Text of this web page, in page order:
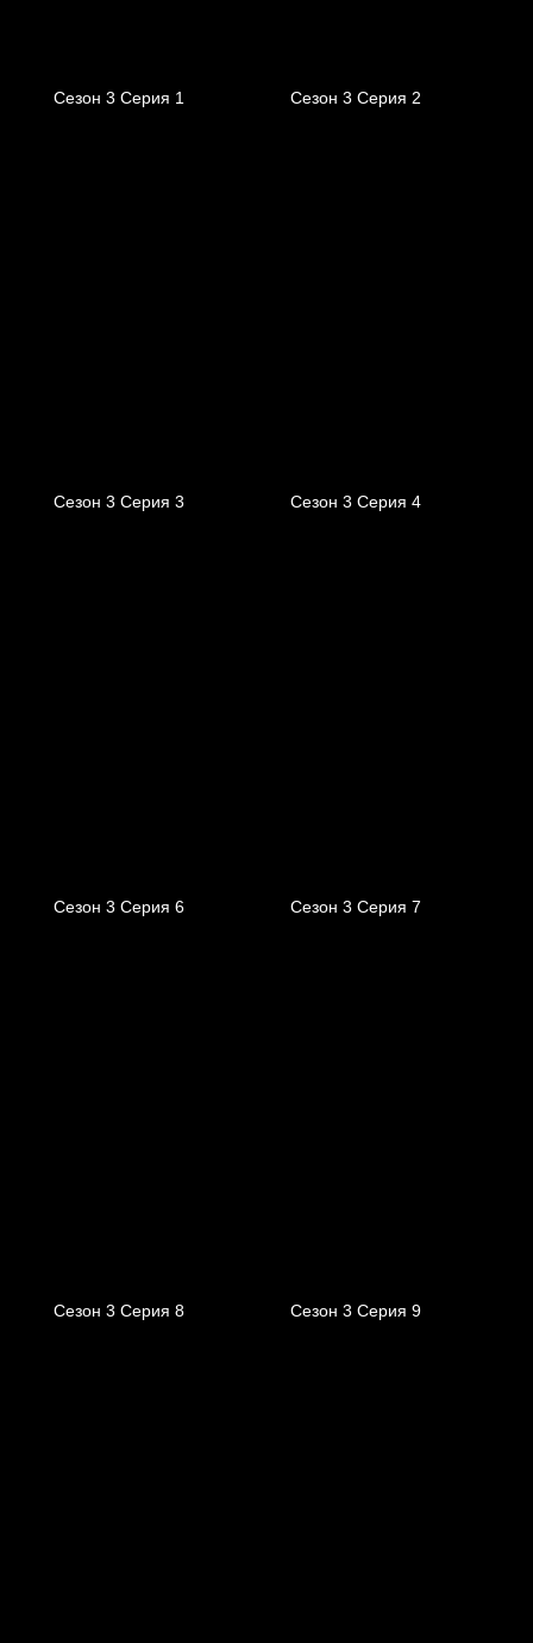
Сезон 3 Серия 1 Сезон 3 Серия 2
Сезон 3 Серия 3 Сезон 3 Серия 4
Сезон 3 Серия 6 Сезон 3 Серия 7
Сезон 3 Серия 8 Сезон 3 Серия 9